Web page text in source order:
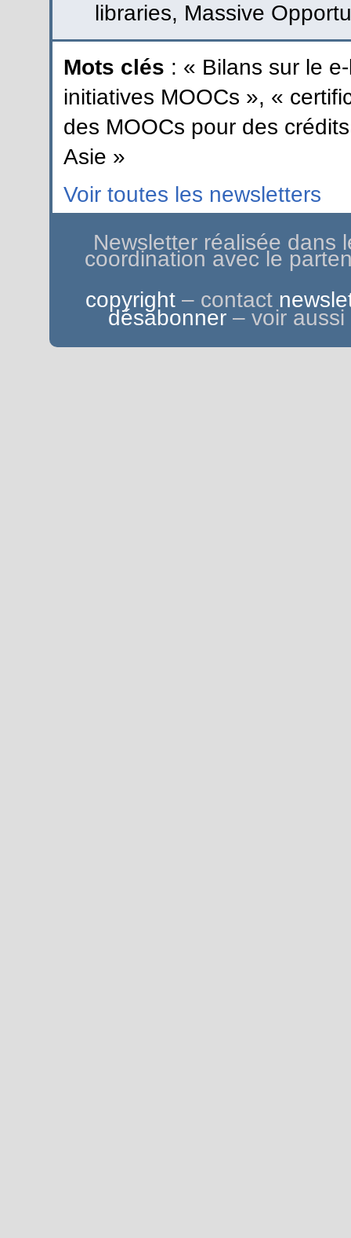
libraries, Massive
Mots clés : « Bilans sur le
initiatives MOOCs », «
des MOOCs pour des
Asie »
Voir toutes les newsletters
Newsletter réalisée dans
coordination avec le
copyright– contact
désabonner – voir aussi